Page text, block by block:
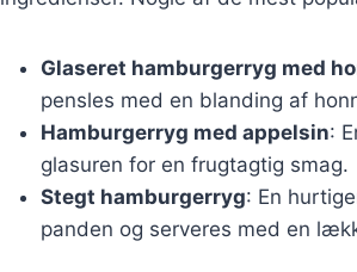
Glaseret hamburgerryg med
pensles med en blanding af
Hamburgerryg med appelsin:
glasuren for en frugtagtig smag.
Stegt hamburgerryg: En
panden og serveres med en